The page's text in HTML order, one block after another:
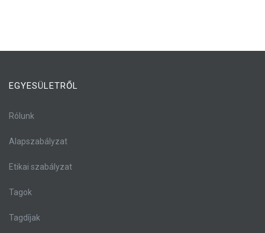
EGYESÜLETRŐL
Rólunk
Alapszabályzat
Etikai szabályzat
Tagok
Tagdíjak